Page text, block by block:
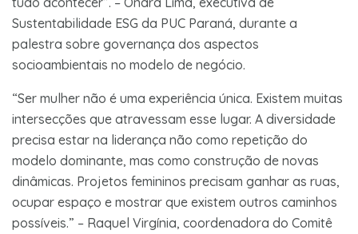
Sustentabilidade ESG da PUC Paraná, durante a
palestra sobre governança dos aspectos
socioambientais no modelo de negócio.
“Ser mulher não é uma experiência única. Existem muitas
intersecções que atravessam esse lugar. A diversidade
precisa estar na liderança não como repetição do
modelo dominante, mas como construção de novas
dinâmicas. Projetos femininos precisam ganhar as ruas,
ocupar espaço e mostrar que existem outros caminhos
possíveis.” – Raquel Virgínia, coordenadora do Comitê